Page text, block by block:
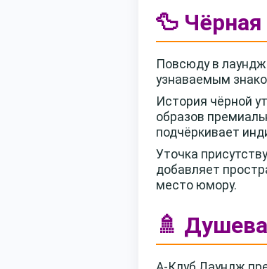
🦆
Повсюду в
узнаваемым
История чёрной
образов
подчёркивает
Уточка
добавляет
место юмору.
🚿